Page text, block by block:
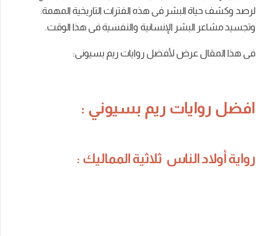
لرصد وكشف حياة البشر فى هذه الفترات التاريخية المهمة.
وتجسيد مشاعر البشر الإنسانية والنفسية فى هذا الوقت.
فى هذا المقال عرض لأفضل روايات ريم بسيونى:
افضل روايات ريم بسيوني :
رواية أولاد الناس ثلاثية المماليك :